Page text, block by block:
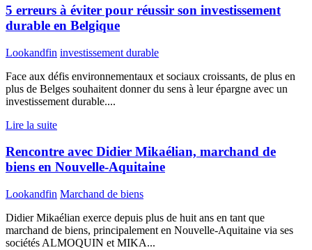
5 erreurs à éviter pour réussir son investissement
durable en Belgique
Lookandfin investissement durable
Face aux défis environnementaux et sociaux croissants, de plus en
plus de Belges souhaitent donner du sens à leur épargne avec un
investissement durable....
Lire la suite
Rencontre avec Didier Mikaélian, marchand de
biens en Nouvelle-Aquitaine
Lookandfin Marchand de biens
Didier Mikaélian exerce depuis plus de huit ans en tant que
marchand de biens, principalement en Nouvelle-Aquitaine via ses
sociétés ALMOQUIN et MIKA...